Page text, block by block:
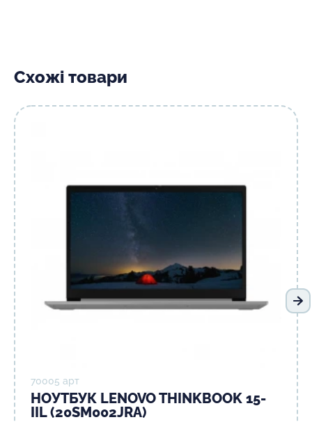
Схожі товари
70005 арт
НОУТБУК LENOVO THINKBOOK 15-
IIL (20SM002JRA)